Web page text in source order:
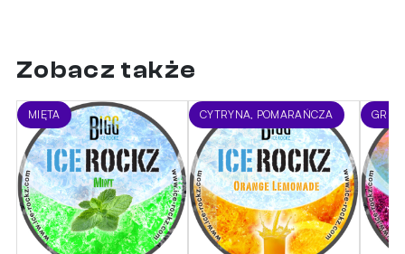
Zobacz także
MIĘTA CYTRYNA, POMARAŃCZA